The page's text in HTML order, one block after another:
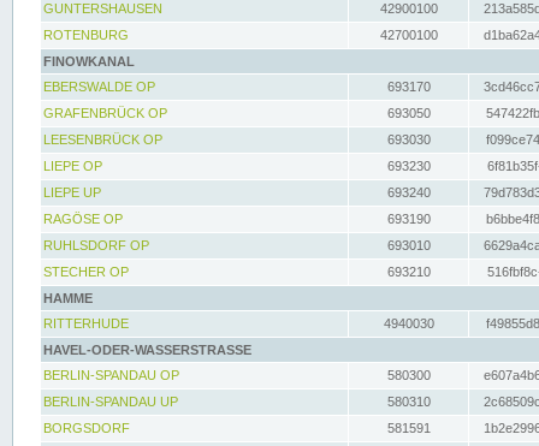
GUNTERSHAUSEN
42900100
ROTENBURG
42700100
FINOWKANAL
EBERSWALDE OP
693170
GRAFENBRÜCK OP
693050
LEESENBRÜCK OP
693030
LIEPE OP
693230
LIEPE UP
693240
RAGÖSE OP
693190
RUHLSDORF OP
693010
STECHER OP
693210
HAMME
RITTERHUDE
4940030
HAVEL-ODER-WASSERSTRASSE
BERLIN-SPANDAU OP
580300
BERLIN-SPANDAU UP
580310
BORGSDORF
581591